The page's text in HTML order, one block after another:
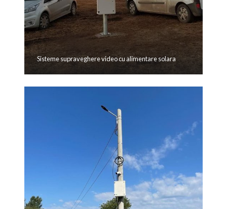
Sisteme supraveghere video cu alimentare solara